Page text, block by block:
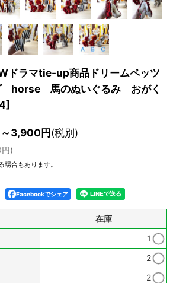
ドラマtie-up商品ドリームペッツ
horse 馬のぬいぐるみ おがく
]
～3,900円(税別)
円)
場合もあります。
Facebookでシェア
在庫
1
2
2